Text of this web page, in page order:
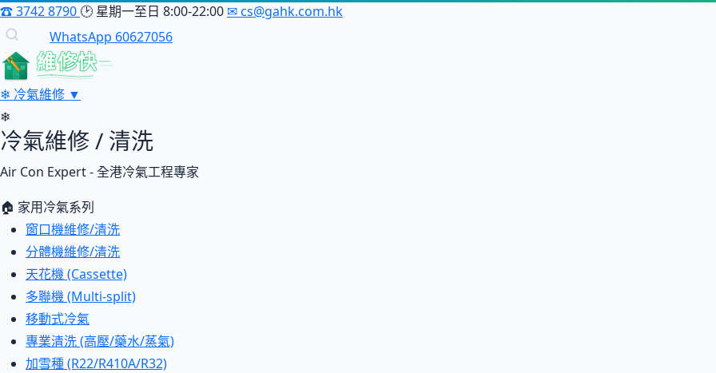
☎3742 8790 🕑 星期一至日 8:00-22:00 ✉cs@gahk.com.hk
WhatsApp 60627056
維修快
❄ 冷氣維修 ▼
❄
冷氣維修 / 清洗
Air Con Expert - 全港冷氣工程專家
🏠 家用冷氣系列
窗口機維修/清洗
分體機維修/清洗
天花機 (Cassette)
多聯機 (Multi-split)
移動式冷氣
專業清洗 (高壓/藥水/蒸氣)
加雪種 (R22/R410A/R32)